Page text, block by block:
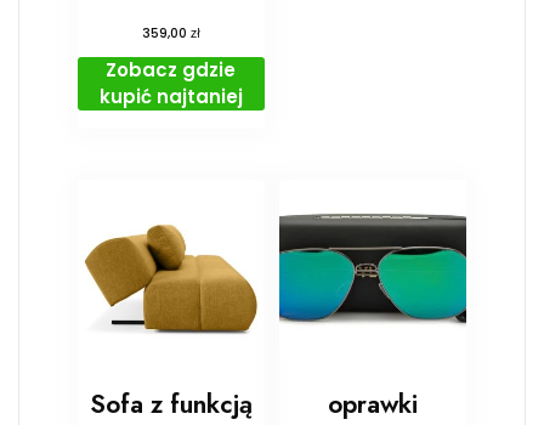
359,00 zł
Zobacz gdzie
kupić najtaniej
Sofa z funkcją
oprawki